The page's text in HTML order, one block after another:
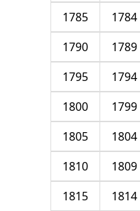
1784
1785
1789
1790
1794
1795
1799
1800
1804
1805
1809
1810
1814
1815